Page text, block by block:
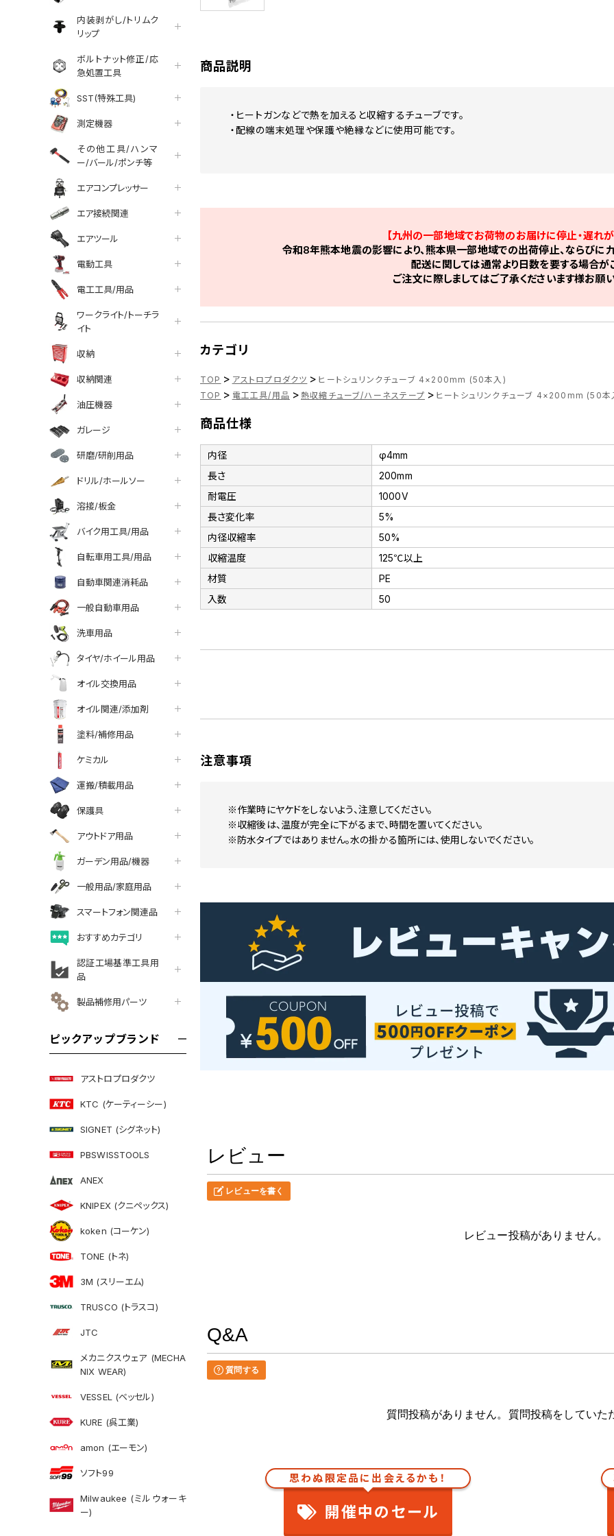
内装剥がし/トリムク
リップ
ボルトナット修正/応
急処置工具
SST(特殊工具)
測定機器
その他工具/ハンマ
ー/バール/ポンチ等
エアコンプレッサー
エア接続関連
エアツール
電動工具
電工工具/用品
ワークライト/トーチラ
イト
収納
収納関連
油圧機器
ガレージ
研磨/研削用品
ドリル/ホールソー
溶接/板金
バイク用工具/用品
自転車用工具/用品
自動車関連消耗品
一般自動車用品
洗車用品
タイヤ/ホイール用品
オイル交換用品
オイル関連/添加剤
塗料/補修用品
ケミカル
運搬/積載用品
保護具
アウトドア用品
ガーデン用品/機器
一般用品/家庭用品
スマートフォン関連品
おすすめカテゴリ
認証工場基準工具用
品
製品補修用パーツ
ピックアップブランド
アストロプロダクツ
KTC (ケーティーシー)
SIGNET (シグネット)
PBSWISSTOOLS
ANEX
KNIPEX (クニペックス)
koken (コーケン)
TONE (トネ)
3M (スリーエム)
TRUSCO (トラスコ)
JTC
メカニクスウェア (MECHA
NIX WEAR)
VESSEL (ベッセル)
KURE (呉工業)
amon (エーモン)
ソフト99
Milwaukee (ミルウォーキ
ー)
商品説明
・ヒートガンなどで熱を加えると収縮するチューブです。
・配線の端末処理や保護や絶縁などに使用可能です。
【九州の一部地域でお荷物のお届けに停止・遅れが
令和8年熊本地震の影響により、熊本県一部地域での出荷停止、ならびに
配送に関しては通常より日数を要する場合が
ご注文に際しましてはご了承くださいます様お願
カテゴリ
TOP > アストロプロダクツ > ヒートシュリンクチューブ 4×200mm (50本入)
TOP > 電工工具/用品 > 熱収縮チューブ/ハーネステープ > ヒートシュリンクチューブ 4×200mm (50本
商品仕様
内径
φ4mm
長さ
200mm
耐電圧
1000V
長さ変化率
5%
内径収縮率
50%
収縮温度
125℃以上
材質
PE
入数
50
注意事項
※作業時にヤケドをしないよう、注意してください。
※収縮後は、温度が完全に下がるまで、時間を置いてください。
※防水タイプではありません。水の掛かる箇所には、使用しないでください。
レビュー
レビューを書く
レビュー投稿がありません。
Q&A
質問する
質問投稿がありません。質問投稿をしていた
思わぬ限定品に出会えるかも！
開催中のセール